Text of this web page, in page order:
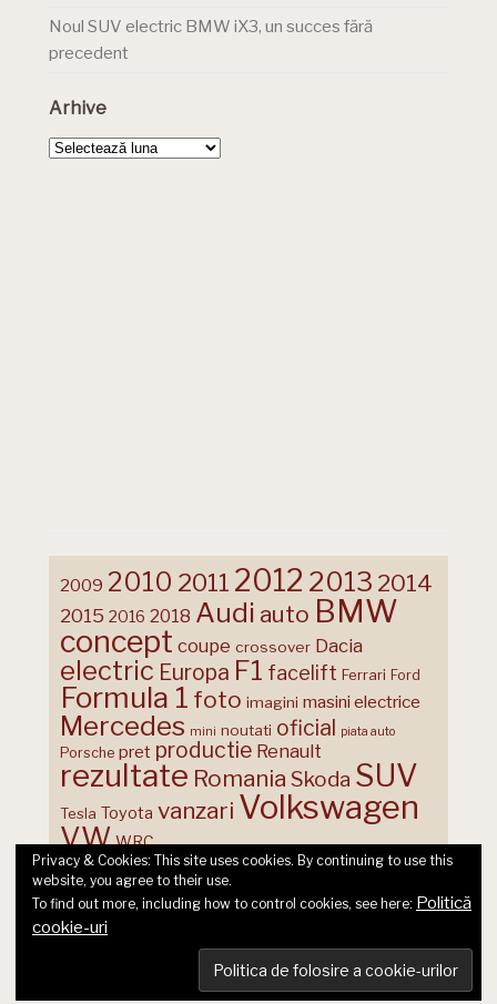
Noul SUV electric BMW iX3, un succes fără
precedent
Arhive
Arhive
2009 2010 2011 2012 2013 2014
2015 2016 2018 Audi auto BMW
concept coupe crossover Dacia
electric Europa F1 facelift Ferrari Ford
Formula 1 foto imagini masini electrice
Mercedes mini noutati oficial piata auto
Porsche pret productie Renault
rezultate Romania Skoda SUV
Tesla Toyota vanzari Volkswagen
VW WRC
© 2026 Ecart Media SRL | made by Nina Cocea &infin
Privacy & Cookies: This site uses cookies. By continuing to use this
website, you agree to their use.
To find out more, including how to control cookies, see here: Politică
cookie-uri